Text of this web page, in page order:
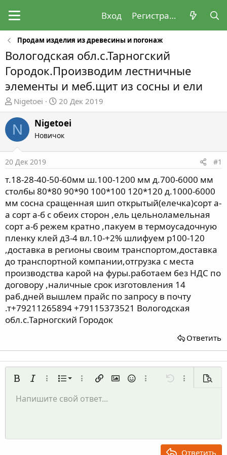
Вход Регистрация
Продам изделия из древесины и погонаж
Вологодская обл.с.Тарногский
Городок.Производим лестничные
элементы и меб.щит из сосны и ели
А
в
т
о
р
е
м
ы
Nigetoei
Д
а
т
а
а
а
л
а
20 Дек 2019
N Nigetoei
Новичок
20 Дек 2019 #1
т.18-28-40-50-60мм ш.100-1200 мм д.700-6000 мм
столбы 80*80 90*90 100*100 120*120 д.1000-6000
мм сосна сращенная шип открытый(елечка)сорт а-
а сорт а-б с обеих сторон ,ель цельноламельная
сорт а-б режем кратно ,пакуем в термоусадочную
пленку клей д3-4 вл.10-+2% шлифуем р100-120
,доставка в регионы своим транспортом,доставка
до транспортной компании,отгрузка с места
производства карой на фуры.работаем без НДС по
договору ,наличные срок изготовления 14
раб.дней вышлем прайс по запросу в почту
.т+79211265894 +79115373521 Вологодская
обл.с.Тарногский Городок
Ответить
ЖирныйКурсивДополнительно...
Список Нумерованный список
Маркированный список
Дополнительно...
Вставить ссылку
Вставить изображение
СмайлыДополнительно...
Отменить
Размер шрифта
9
Цвет текста
Шрифт Arial
Зачёркнутый
Подчёркнутый
Однострочный код
ВыравниваниеПо левому краю
Формат параграфа
Обычный
Заголовок 2
ЦитатаМедиаВставить таблицу
Вставить горизонтальную линию
Спойлер
Код
Повторить
Переключить режим работы редактора
Удалить форматирование
ЧерновикиСохранить черновик
Напишите свой ответ...
Ответить